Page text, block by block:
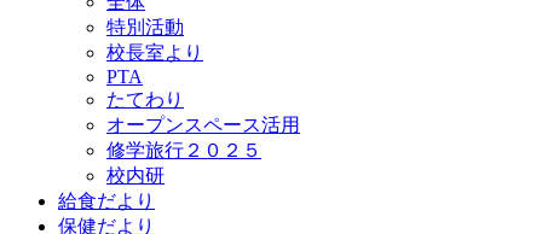
特別活動
校長室より
PTA
たてわり
オープンスペース活用
修学旅行２０２５
校内研
給食だより
保健だより